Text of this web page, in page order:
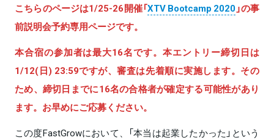
こちらのページは1/25-26開催「XTV Bootcamp 2020」の事
前説明会予約専用ページです。
本合宿の参加者は最大16名です。本エントリー締切日は
1/12(日) 23:59ですが、審査は先着順に実施します。その
ため、締切日までに16名の合格者が確定する可能性があり
ます。お早めにご応募ください。
この度FastGrowにおいて、「本当は起業したかった」という